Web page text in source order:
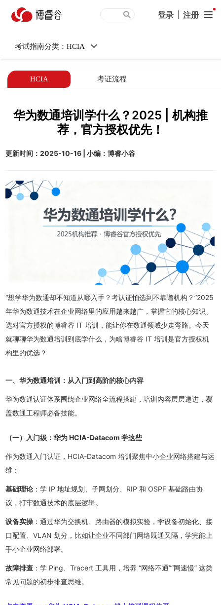
华为数通培训学什么？2025
| 机构推荐，官方授权优
先！
登录 注册
考试指南分类： HCIA
HCIA 考证流程
华为数通培训学什么？2025 | 机构推
荐，官方授权优先！
更新时间：2025-10-16 | 小编：博睿小谷
“想学华为数通却不知道从哪入手？考认证怕选到不靠谱机构？”2025
年华为数通技术在企业网络里的应用越来越广，掌握它的核心知识、
选对官方授权的博睿谷 IT 培训，能让你在数通领域少走弯路。今天
就聊聊华为数通培训到底学什么，为啥博睿谷 IT 培训是官方授权机
构里的优选？
一、华为数通培训：从入门到高阶的核心内容
华为数通认证体系围绕企业网络全流程搭建，培训内容层层递进，覆
盖数通工程师必备技能。
（一）入门级：华为 HCIA-Datacom 学这些
作为数通入门认证，HCIA-Datacom 培训聚焦中小企业网络搭建与运
维：
基础理论 ：学 IP 地址规划、子网划分、RIP 和 OSPF 基础路由协
议，打牢数通技术的底层逻辑。
设备实操 ：通过华为交换机、路由器的模拟实验，学设备初始化、接
口配置、VLAN 划分，比如让企业不同部门网络既通又隔，学完能上
手小企业网络部署。
故障排查 ：学 Ping、Tracert 工具用，培养 “网络不通”“网速慢” 这类
常见问题的初步排查思维。